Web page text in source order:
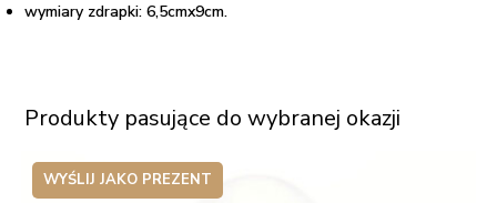
wymiary zdrapki: 6,5cmx9cm.
Produkty pasujące do wybranej okazji
WYŚLIJ JAKO PREZENT